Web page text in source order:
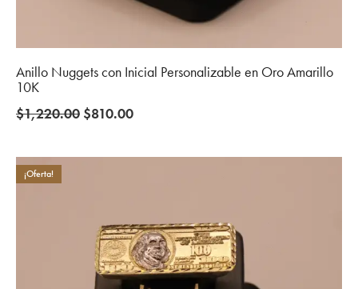
Anillo Nuggets con Inicial Personalizable en Oro Amarillo
10K
$1,220.00 Original
was:
$810.00Current
is:
¡Oferta!